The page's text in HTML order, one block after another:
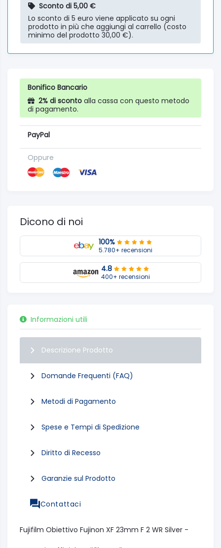
Sconto di 5,00 €
Lo sconto di 5 euro viene applicato su ogni
prodotto in più che aggiungi al carrello (costo
minimo del prodotto 30,00 €).
Bonifico Bancario
2% di sconto alla cassa con questo metodo
di pagamento.
PayPal
Oppure
Dicono di noi
100%
5.780+ recensioni
4.8
400+ recensioni
Informazioni utili
Descrizione Prodotto
Domande Frequenti (FAQ)
Metodi di Pagamento
Spese e Tempi di Spedizione
Diritto di Recesso
Garanzie sul Prodotto
Contattaci
Fujifilm Obiettivo Fujinon XF 23mm F 2 WR Silver -